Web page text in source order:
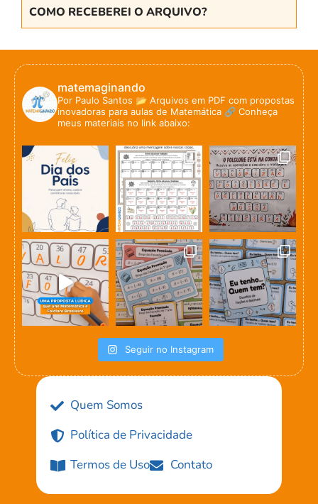
COMO RECEBEREI O ARQUIVO?
matemaginando
Por Paulo Santos 📂 Arquivos em PDF com propostas
inovadoras para aulas de Matemática 🔗 Conheça
meus materiais no link abaixo:
Seguir no Instagram
Quem Somos
Política de Privacidade
Termos de Uso
Contato